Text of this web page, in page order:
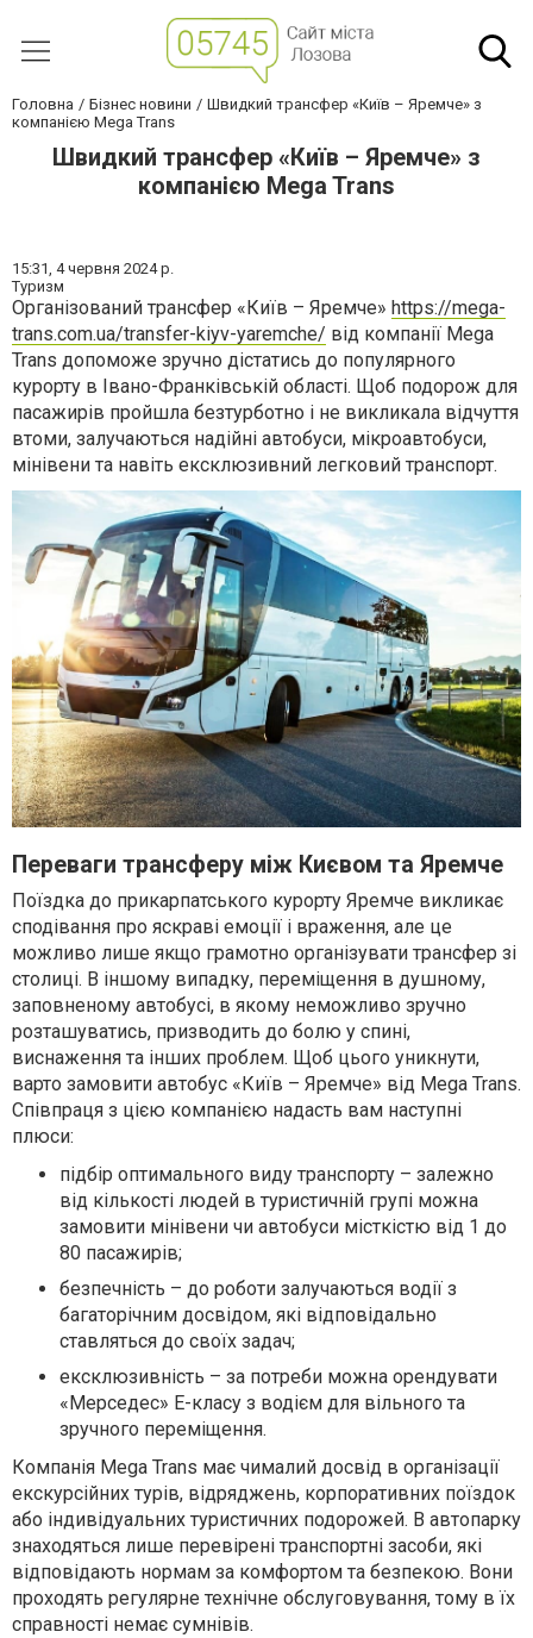
Головна Бізнес новини
Швидкий трансфер «Київ – Яремче» з
компанією Mega Trans
Швидкий трансфер «Київ – Яремче» з
компанією Mega Trans
15:31, 4 червня 2024 р.
Туризм
Організований трансфер «Київ – Яремче» https://mega-
trans.com.ua/transfer-kiyv-yaremche/ від компанії Mega
Trans допоможе зручно дістатись до популярного
курорту в Івано-Франківській області. Щоб подорож для
пасажирів пройшла безтурботно і не викликала відчуття
втоми, залучаються надійні автобуси, мікроавтобуси,
мінівени та навіть ексклюзивний легковий транспорт.
Переваги трансферу між Києвом та Яремче
Поїздка до прикарпатського курорту Яремче викликає
сподівання про яскраві емоції і враження, але це
можливо лише якщо грамотно організувати трансфер зі
столиці. В іншому випадку, переміщення в душному,
заповненому автобусі, в якому неможливо зручно
розташуватись, призводить до болю у спині,
виснаження та інших проблем. Щоб цього уникнути,
варто замовити автобус «Київ – Яремче» від Mega Trans.
Співпраця з цією компанією надасть вам наступні
плюси:
підбір оптимального виду транспорту – залежно
від кількості людей в туристичній групі можна
замовити мінівени чи автобуси місткістю від 1 до
80 пасажирів;
безпечність – до роботи залучаються водії з
багаторічним досвідом, які відповідально
ставляться до своїх задач;
ексклюзивність – за потреби можна орендувати
«Мерседес» Е-класу з водієм для вільного та
зручного переміщення.
Компанія Mega Trans має чималий досвід в організації
екскурсійних турів, відряджень, корпоративних поїздок
або індивідуальних туристичних подорожей. В автопарку
знаходяться лише перевірені транспортні засоби, які
відповідають нормам за комфортом та безпекою. Вони
проходять регулярне технічне обслуговування, тому в їх
справності немає сумнівів.